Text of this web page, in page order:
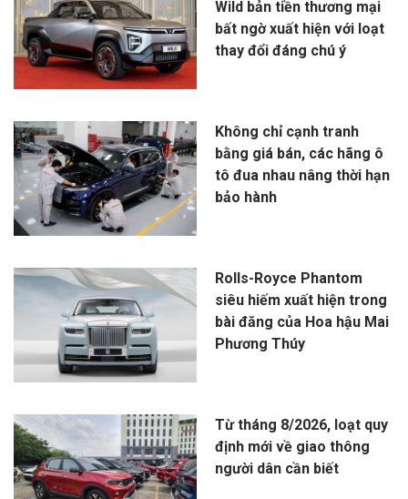
Wild bản tiền thương mại
bất ngờ xuất hiện với loạt
thay đổi đáng chú ý
Không chỉ cạnh tranh
bằng giá bán, các hãng ô
tô đua nhau nâng thời hạn
bảo hành
Rolls-Royce Phantom
siêu hiếm xuất hiện trong
bài đăng của Hoa hậu Mai
Phương Thúy
Từ tháng 8/2026, loạt quy
định mới về giao thông
người dân cần biết